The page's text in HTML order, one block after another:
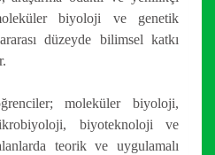
biyoloji ve genetik
düzeyde bilimsel katkı
moleküler biyoloji,
biyoteknoloji ve
teorik ve uygulamalı